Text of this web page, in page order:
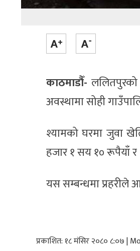
काठमाडौँ-
अवस्थामा सोही
श्यामको घरमा जुवा
हजार १ सय १० रूपैयाँ र
यस सम्बन्धमा
प्रकाशित: १८ मंसिर २०८० ८:०७ |